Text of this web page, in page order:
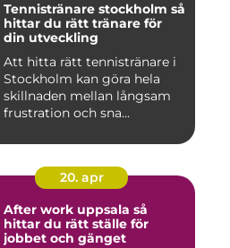
Tennistränare stockholm så
hittar du rätt tränare för
din utveckling
Att hitta rätt tennistränare i
Stockholm kan göra hela
skillnaden mellan långsam
frustration och sna...
20. apr
After work uppsala så
hittar du rätt ställe för
jobbet och gänget